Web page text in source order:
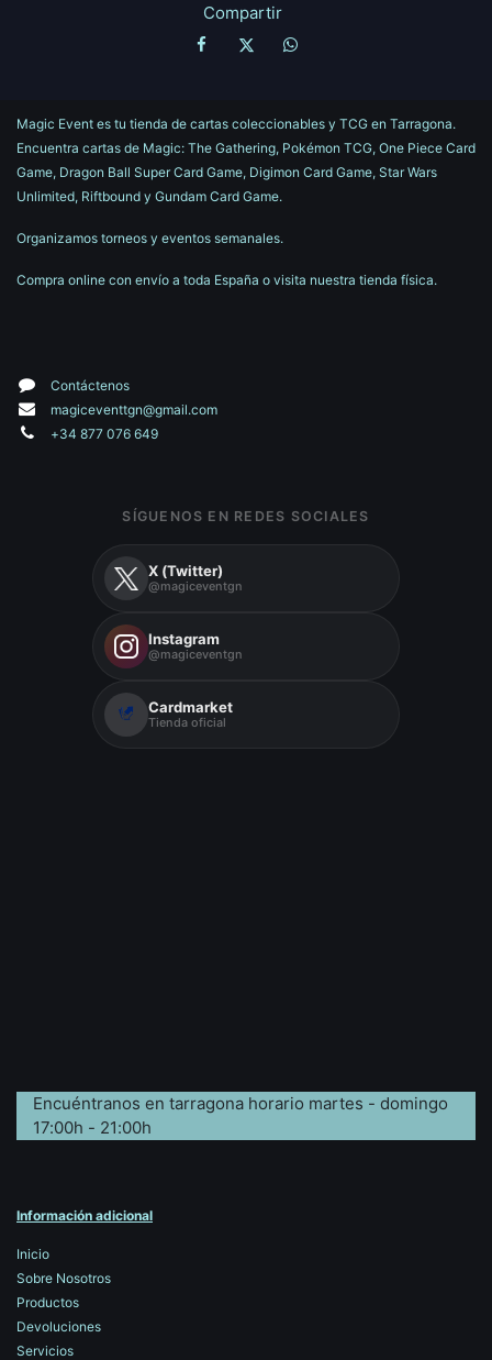
Compartir
Magic Event es tu tienda de cartas coleccionables y TCG en Tarragona.
Encuentra cartas de Magic: The Gathering, Pokémon TCG, One Piece Card
Game, Dragon Ball Super Card Game, Digimon Card Game, Star Wars
Unlimited, Riftbound y Gundam Card Game.
Organizamos torneos y eventos semanales.
Compra online con envío a toda España o visita nuestra tienda física.
Contáctenos
magiceventtgn@gmail.com
+34 877 076 649
SÍGUENOS EN REDES SOCIALES
X (Twitter)
@magiceventgn
Instagram
@magiceventgn
Cardmarket
Tienda oficial
Encuéntranos en tarragona horario martes - domingo
17:00h - 21:00h
Información adicional
Inicio
Sobre Nosotros
Productos
Devoluciones
Servicios